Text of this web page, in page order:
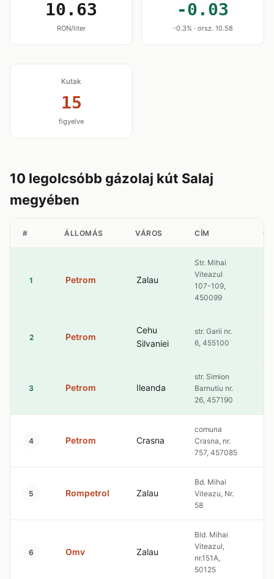
10.63
RON/liter
-0.03
-0.3% · orsz. 10.58
Kutak
15
figyelve
10 legolcsóbb gázolaj kút Salaj
megyében
# ÁLLOMÁS VÁROS CÍM
1 Petrom Zalau
Str. Mihai
Viteazul
107-109,
450099
2 Petrom
Cehu
Silvaniei
str. Garii nr.
6, 455100
3 Petrom Ileanda
str. Simion
Barnutiu nr.
26, 457190
4 Petrom Crasna
comuna
Crasna, nr.
757, 457085
5 Rompetrol Zalau
Bd. Mihai
Viteazu, Nr.
58
6 Omv Zalau
Bld. Mihai
Viteazul,
nr.151A,
50125